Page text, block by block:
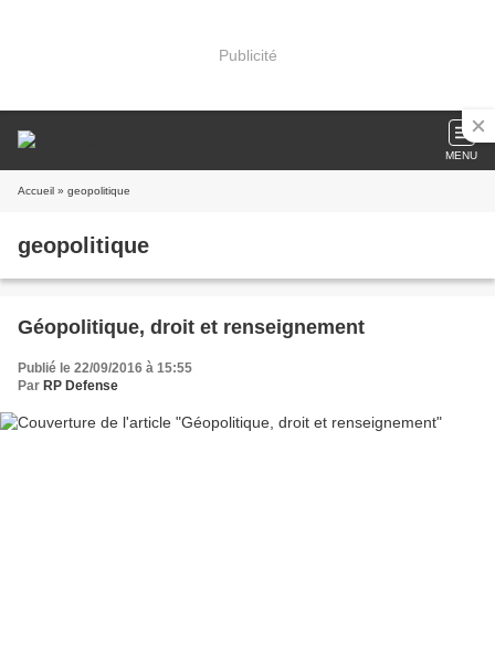
Publicité
MENU
Accueil » geopolitique
geopolitique
Géopolitique, droit et renseignement
Publié le 22/09/2016 à 15:55
Par RP Defense